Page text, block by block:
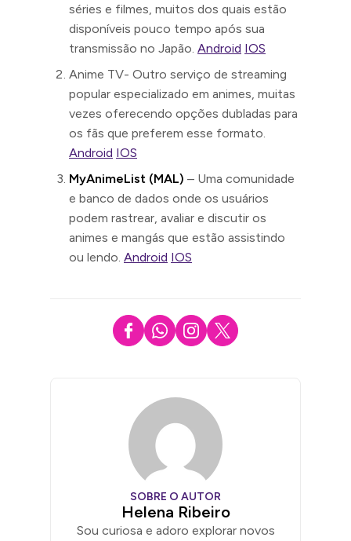
séries e filmes, muitos dos quais estão
disponíveis pouco tempo após sua
transmissão no Japão. Android IOS
Anime TV- Outro serviço de streaming
popular especializado em animes, muitas
vezes oferecendo opções dubladas para
os fãs que preferem esse formato.
Android IOS
MyAnimeList (MAL) – Uma comunidade
e banco de dados onde os usuários
podem rastrear, avaliar e discutir os
animes e mangás que estão assistindo
ou lendo. Android IOS
SOBRE O AUTOR
Helena Ribeiro
Sou curiosa e adoro explorar novos